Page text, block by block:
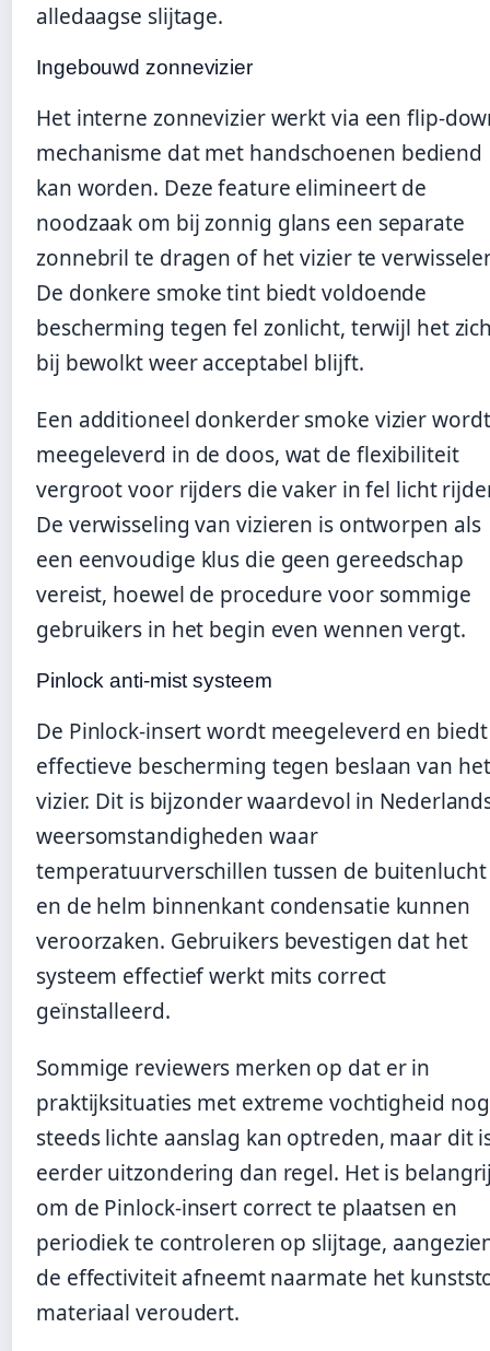
alledaagse slijtage.
Ingebouwd zonnevizier
Het interne zonnevizier werkt via een flip-
mechanisme dat met handschoenen bediend
kan worden. Deze feature elimineert de
noodzaak om bij zonnig glans een separate
zonnebril te dragen of het vizier te
De donkere smoke tint biedt voldoende
bescherming tegen fel zonlicht, terwijl het
bij bewolkt weer acceptabel blijft.
Een additioneel donkerder smoke vizier wordt
meegeleverd in de doos, wat de flexibiliteit
vergroot voor rijders die vaker in fel licht
De verwisseling van vizieren is ontworpen als
een eenvoudige klus die geen gereedschap
vereist, hoewel de procedure voor sommige
gebruikers in het begin even wennen vergt.
Pinlock anti-mist systeem
De Pinlock-insert wordt meegeleverd en biedt
effectieve bescherming tegen beslaan van het
vizier. Dit is bijzonder waardevol in
weersomstandigheden waar
temperatuurverschillen tussen de buitenlucht
en de helm binnenkant condensatie kunnen
veroorzaken. Gebruikers bevestigen dat het
systeem effectief werkt mits correct
geïnstalleerd.
Sommige reviewers merken op dat er in
praktijksituaties met extreme vochtigheid nog
steeds lichte aanslag kan optreden, maar dit
eerder uitzondering dan regel. Het is
om de Pinlock-insert correct te plaatsen en
periodiek te controleren op slijtage,
de effectiviteit afneemt naarmate het
materiaal veroudert.